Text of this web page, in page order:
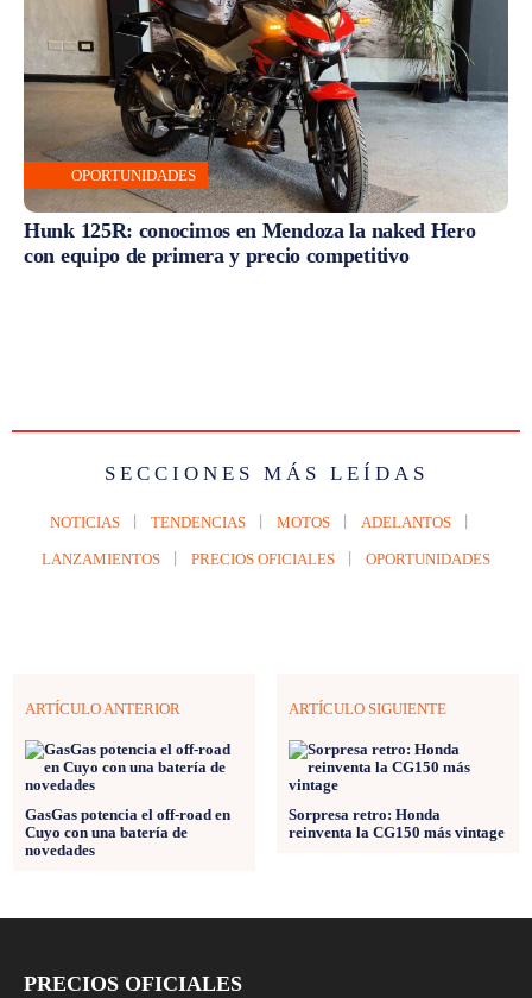
OPORTUNIDADES
Hunk 125R: conocimos en Mendoza la naked Hero
con equipo de primera y precio competitivo
SECCIONES MÁS LEÍDAS
NOTICIAS TENDENCIAS MOTOS ADELANTOS
LANZAMIENTOS PRECIOS OFICIALES OPORTUNIDADES
ARTÍCULO ANTERIOR
GasGas potencia el off-road en
Cuyo con una batería de
novedades
ARTÍCULO SIGUIENTE
Sorpresa retro: Honda
reinventa la CG150 más vintage
PRECIOS OFICIALES